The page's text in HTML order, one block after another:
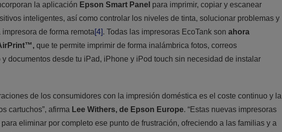
la aplicación Epson Smart Panel para imprimir, copiar y escanear
inteligentes, así como controlar los niveles de tinta, solucionar problemas y
de forma remota[4]. Todas las impresoras EcoTank son ahora
que te permite imprimir de forma inalámbrica fotos, correos
documentos desde tu iPad, iPhone y iPod touch sin necesidad de instalar
de los consumidores con la impresión doméstica es el coste continuo y la
cartuchos”, afirma Lee Withers, de Epson Europe. “Estas nuevas impresoras
eliminar por completo ese punto de frustración, ofreciendo a las familias y a